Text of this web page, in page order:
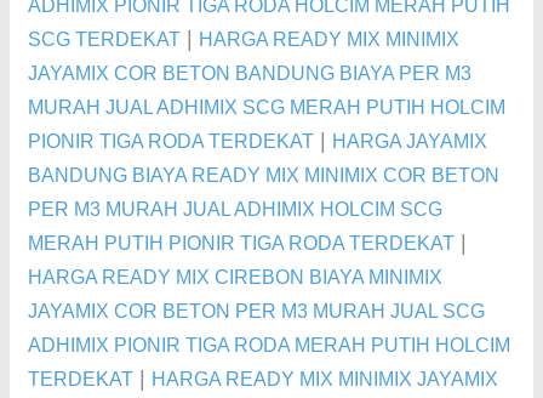
ADHIMIX PIONIR TIGA RODA HOLCIM MERAH PUTIH
SCG TERDEKAT
HARGA READY MIX MINIMIX
JAYAMIX COR BETON BANDUNG BIAYA PER M3
MURAH JUAL ADHIMIX SCG MERAH PUTIH HOLCIM
PIONIR TIGA RODA TERDEKAT
HARGA JAYAMIX
BANDUNG BIAYA READY MIX MINIMIX COR BETON
PER M3 MURAH JUAL ADHIMIX HOLCIM SCG
MERAH PUTIH PIONIR TIGA RODA TERDEKAT
HARGA READY MIX CIREBON BIAYA MINIMIX
JAYAMIX COR BETON PER M3 MURAH JUAL SCG
ADHIMIX PIONIR TIGA RODA MERAH PUTIH HOLCIM
TERDEKAT
HARGA READY MIX MINIMIX JAYAMIX